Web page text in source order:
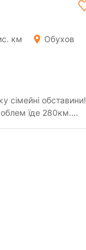
км
Обухов
сімейні обставини!
їде 280км.